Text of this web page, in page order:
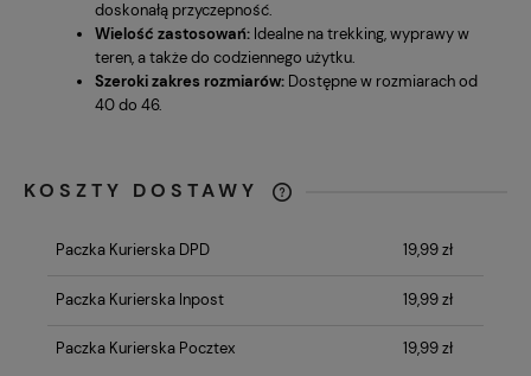
doskonałą przyczepność.
Wielość zastosowań: Idealne na trekking, wyprawy w
teren, a także do codziennego użytku.
Szeroki zakres rozmiarów: Dostępne w rozmiarach od
40 do 46.
KOSZTY DOSTAWY
KOSZTÓW PŁATNOŚCI
Paczka Kurierska DPD 19,99 zł
Paczka Kurierska Inpost 19,99 zł
Paczka Kurierska Pocztex 19,99 zł